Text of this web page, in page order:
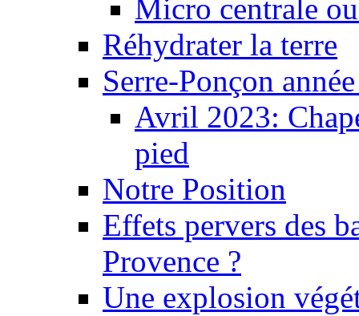
Micro centrale
Réhydrater la terre
Serre-Ponçon
Avril 2023:
pied
Notre Position
Effets pervers des
Provence ?
Une explosion